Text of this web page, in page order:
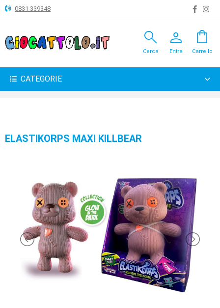
ANIMALI
BAMBOLE
PELUCHE-
GADGET
INFANZIA
SYLVANIAN
0831 339348
search
Cerca
person
Entra
shopping_bag
Carrello
CATEGORIE
ELASTIKORPS MAXI KILLBEAR